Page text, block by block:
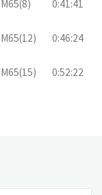
M65(8) 0:41:41
M65(12) 0:46:24
M65(15) 0:52:22